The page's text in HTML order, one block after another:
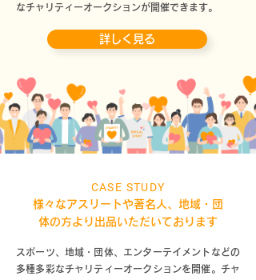
なチャリティーオークションが開催できます。
詳しく見る
CASE STUDY
様々なアスリートや著名人、地域・団
体の方より出品いただいております
スポーツ、地域・団体、エンターテイメントなどの
多種多彩なチャリティーオークションを開催。チャ